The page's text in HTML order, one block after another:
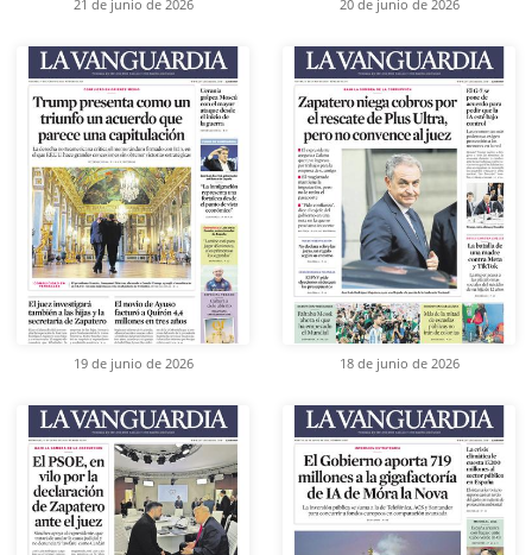
21 de junio de 2026 20 de junio de 2026
19 de junio de 2026 18 de junio de 2026